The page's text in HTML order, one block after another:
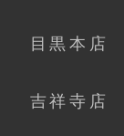
目黒本店
吉祥寺店